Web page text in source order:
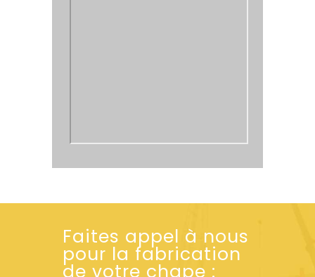
Faites appel à nous
pour la fabrication
de votre chape :